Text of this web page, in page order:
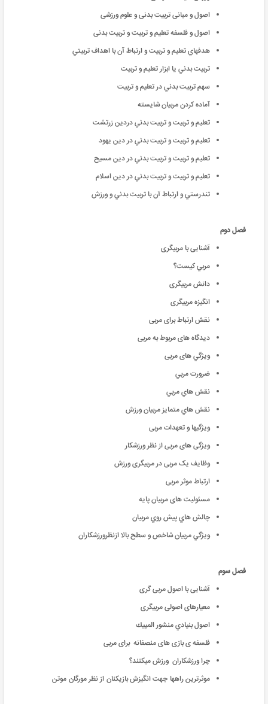
اصول و مبانی تربیت بدنی و علوم ورزشی
اصول و فلسفه تعلیم و تربیت و تربیت بدنی
هدفهاي تعليم و تربيت و ارتباط آن با اهداف تربيتي
تربيت بدني يا ابزار تعليم و تربيت
سهم تربيت بدني در تعليم و تربيت
آماده كردن مربيان شايسته
تعليم و تربيت و تربيت بدني دردين زرتشت
تعليم و تربيت و تربيت بدني در دين يهود
تعليم و تربيت و تربيت بدني در دين مسيح
تعليم و تربيت و تربيت بدني در دين اسلام
تندرستي و ارتباط آن با تربيت بدني و ورزش
فصل دوم
آشنایی با مربیگری
مربي کيست؟
دانش مربیگری
انگیزه مربیگری
نقش ارتباط برای مربی
ديدگاه های مربوط به مربی
ويژگي های مربی
ضرورت مربي
نقش هاي مربي
نقش هاي متمايز مربيان ورزش
ویژگیها و تعهدات مربی
ویژگی های مربی از نظر ورزشکار
وظایف یک مربی در مربیگری ورزش
ارتباط موثر مربی
مسئولیت های مربیان پایه
چالش هاي پيش روي مربيان
ويژگي مربيان شاخص و سطح بالا ازنظرورزشکاران
فصل سوم
آشنایی با اصول مربی گری
معیارهای اصولی مربیگری
اصول بنيادي منشور المپيك
فلسفه ی بازی های منصفانه برای مربی
چرا ورزشكاران ورزش میکنند؟
موثرترين راهها جهت انگيزش بازيكنان از نظر مورگان موتن